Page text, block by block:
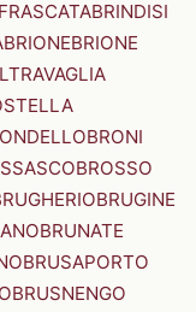
BRINDISI
BRIONEBRIONE
BRONI
BROSSO
BRUGINE
BRUNATE
BRUSAPORTO
BRUSNENGO